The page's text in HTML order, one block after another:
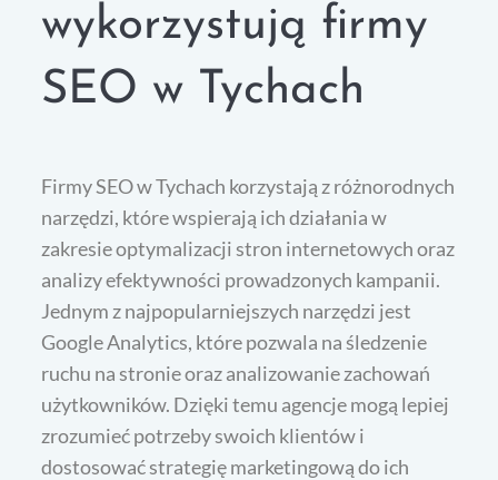
wykorzystują firmy
SEO w Tychach
Firmy SEO w Tychach korzystają z różnorodnych
narzędzi, które wspierają ich działania w
zakresie optymalizacji stron internetowych oraz
analizy efektywności prowadzonych kampanii.
Jednym z najpopularniejszych narzędzi jest
Google Analytics, które pozwala na śledzenie
ruchu na stronie oraz analizowanie zachowań
użytkowników. Dzięki temu agencje mogą lepiej
zrozumieć potrzeby swoich klientów i
dostosować strategię marketingową do ich